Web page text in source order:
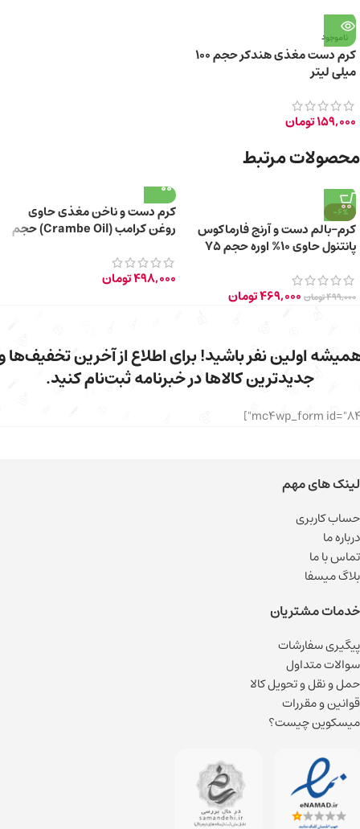
ناموجود
کرم دست مغذی هندکر حجم ۱۰۰
میلی لیتر
159,000تومان
محصولات مرتبط
-6%
کرم-بالم دست و آرنج فارماکوس
پانتنول حاوی 10% اوره حجم 75
499,000تومان 469,000تومان
کرم دست و ناخن مغذی حاوی
روغن کرامب (Crambe Oil) حجم
498,000تومان
اولین نفر باشید! برای اطلاع از آخرین تخفیف‌ها
جدیدترین کالاها در خبرنامه ثبت‌نام کنید.
لینک های مهم
حساب کاربری
درباره ما
تماس با ما
بلاگ میسفا
خدمات مشتریان
پیگیری سفارشات
سوالات متداول
حمل و نقل و تحویل کالا
قوانین و مقررات
میسکوین چیست؟